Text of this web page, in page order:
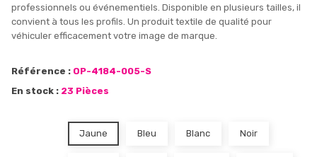
professionnels ou événementiels. Disponible en plusieurs tailles, il
convient à tous les profils. Un produit textile de qualité pour
véhiculer efficacement votre image de marque.
Référence : OP-4184-005-S
En stock : 23 Pièces
Jaune Bleu Blanc Noir